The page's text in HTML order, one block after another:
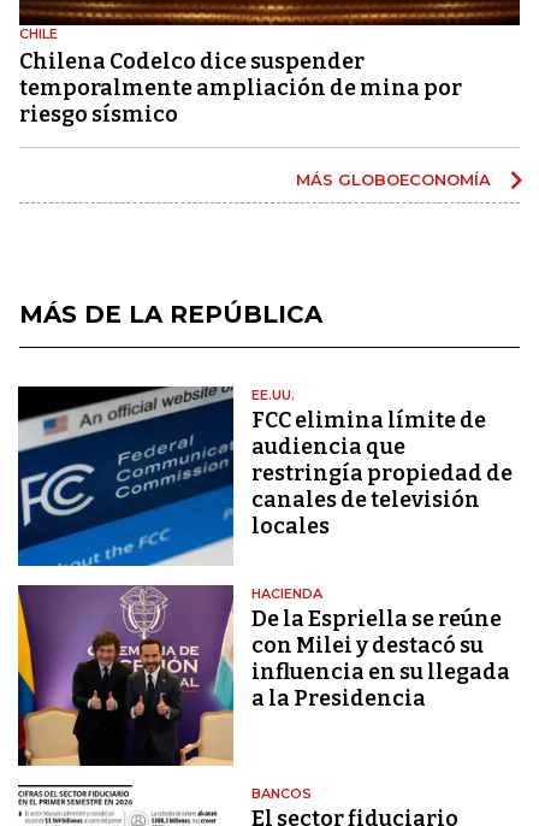
CHILE
Chilena Codelco dice suspender
temporalmente ampliación de mina por
riesgo sísmico
MÁS GLOBOECONOMÍA
MÁS DE LA REPÚBLICA
EE.UU.
FCC elimina límite de
audiencia que
restringía propiedad de
canales de televisión
locales
HACIENDA
De la Espriella se reúne
con Milei y destacó su
influencia en su llegada
a la Presidencia
BANCOS
El sector fiduciario